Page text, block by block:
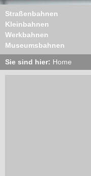
Straßenbahnen
Kleinbahnen
Werkbahnen
Museumsbahnen
Sie sind hier: Home